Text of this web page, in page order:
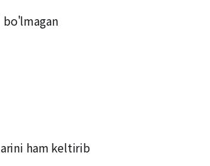
ham keltirib